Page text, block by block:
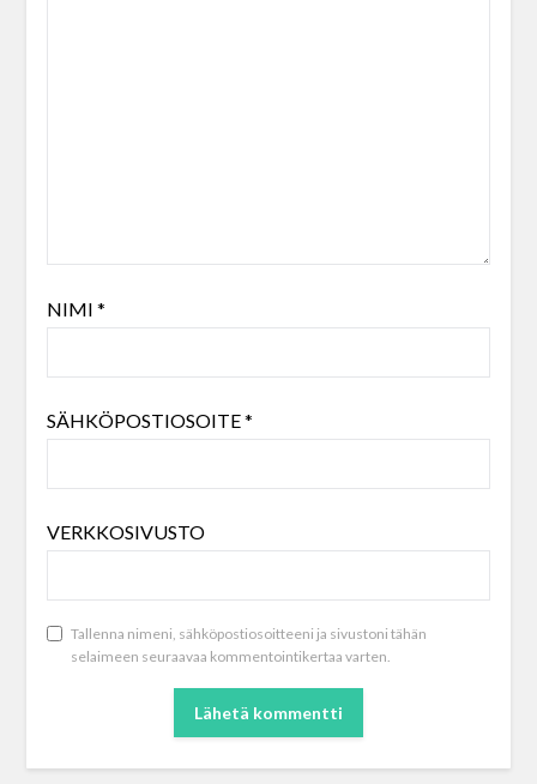
NIMI *
SÄHKÖPOSTIOSOITE*
VERKKOSIVUSTO
Tallenna nimeni, sähköpostiosoitteeni ja sivustoni tähän
selaimeen seuraavaa kommentointikertaa varten.